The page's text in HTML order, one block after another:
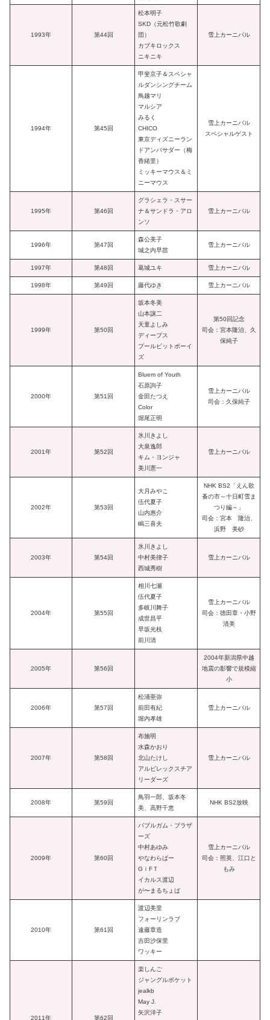
1993年 第44回
松本明子
SKD（元松竹歌劇
団）
カブキロックス
ニキニキ
雪上カーニバル
1994年 第45回
甲斐京子＆スペシャ
ルダンシングチーム
鳥越マリ
マルシア
みるく
CHICO
東京ディズニーラン
ドアンバサダー（梅
香緒里）
ミッキーマウス＆ミ
ニーマウス
雪上カーニバル
スペシャルゲスト
1995年 第46回
グラシェラ・スサー
ナ＆サンドラ・アロ
ンソ
雪上カーニバル
1996年 第47回
森公美子
城之内早苗
雪上カーニバル
1997年 第48回 葛城ユキ 雪上カーニバル
1998年 第49回 藤代ゆき 雪上カーニバル
1999年 第50回
坂本冬美
山本譲二
天童よしみ
ディープス
プールビットボーイ
ズ
第50回記念
司会：宮本隆治、久
保純子
2000年 第51回
Bluem of Youth
石原詢子
金田たつえ
Color
堀尾正明
雪上カーニバル
司会：久保純子
2001年 第52回
氷川きよし
大泉逸郎
キム・ヨンジャ
美川憲一
雪上カーニバル
2002年 第53回
大月みやこ
伍代夏子
山内惠介
嶋三喜夫
NHK BS2「えん歌
蚤の市～十日町雪ま
つり編～」
司会：宮本 隆治、
浜野 美砂
2003年 第54回
氷川きよし
中村美律子
西城秀樹
雪上カーニバル
2004年 第55回
相川七瀬
伍代夏子
多岐川舞子
成世昌平
早坂光枝
前川清
雪上カーニバル
司会：徳田章・小野
清美
2005年 第56回
2004年新潟県中越
地震の影響で規模縮
小
2006年 第57回
松浦亜弥
前田有紀
堀内孝雄
雪上カーニバル
2007年 第58回
布施明
水森かおり
北山たけし
アルビレックスチア
リーダーズ
雪上カーニバル
2008年 第59回
鳥羽一郎、坂本冬
美、高野千恵
NHK BS2放映
2009年 第60回
バブルガム・ブラザ
ーズ
中村あゆみ
やなわらばー
GｉFＴ
イカルス渡辺
が〜まるちょば
雪上カーニバル
司会：照英、江口と
もみ
2010年 第61回
渡辺美里
フォーリンラブ
遠藤章造
吉田沙保里
ワッキー
2011年 第62回
楽しんご
ジャングルポケット
jealkb
May J.
矢沢洋子